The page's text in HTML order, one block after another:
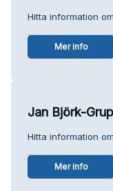
Hitta information
Mer info
Jan Björk-
Hitta information
Mer info